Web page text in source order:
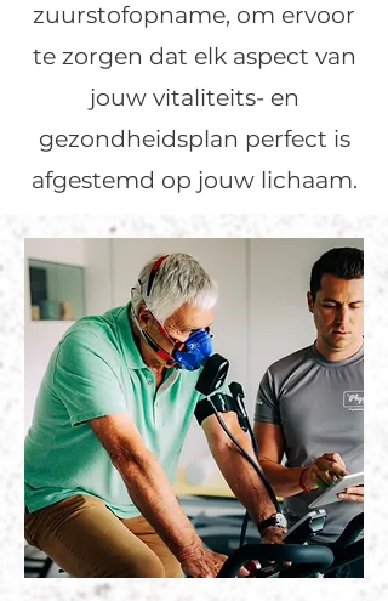
zuurstofopname, om ervoor
te zorgen dat elk aspect van
jouw vitaliteits- en
gezondheidsplan perfect is
afgestemd op jouw lichaam.